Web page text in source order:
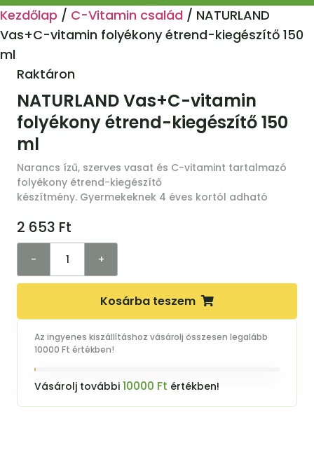
Kezdőlap / C-Vitamin család / NATURLAND
Vas+C-vitamin folyékony étrend-kiegészítő 150
ml
Raktáron
NATURLAND Vas+C-vitamin
folyékony étrend-kiegészítő 150
ml
Narancs ízű, szerves vasat és C-vitamint tartalmazó
folyékony étrend-kiegészítő
készítmény. Gyermekeknek 4 éves kortól adható
2 653 Ft
- +
Kosárba teszem
Az ingyenes kiszállításhoz vásárolj összesen legalább
10000 Ft értékben!
Vásárolj további 10000 Ft értékben!